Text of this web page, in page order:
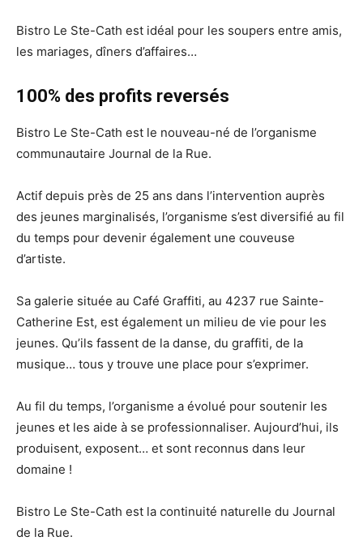
Bistro Le Ste-Cath est idéal pour les soupers entre amis,
les mariages, dîners d’affaires…
100% des profits reversés
Bistro Le Ste-Cath est le nouveau-né de l’organisme
communautaire Journal de la Rue.
Actif depuis près de 25 ans dans l’intervention auprès
des jeunes marginalisés, l’organisme s’est diversifié au fil
du temps pour devenir également une couveuse
d’artiste.
Sa galerie située au Café Graffiti, au 4237 rue Sainte-
Catherine Est, est également un milieu de vie pour les
jeunes. Qu’ils fassent de la danse, du graffiti, de la
musique… tous y trouve une place pour s’exprimer.
Au fil du temps, l’organisme a évolué pour soutenir les
jeunes et les aide à se professionnaliser. Aujourd’hui, ils
produisent, exposent… et sont reconnus dans leur
domaine !
Bistro Le Ste-Cath est la continuité naturelle du Journal
de la Rue.